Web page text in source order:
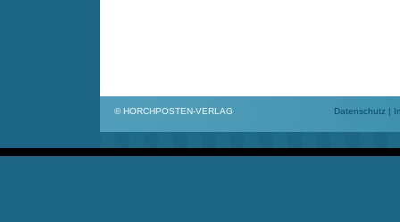
© HORCHPOSTEN-VERLAG Datenschutz |